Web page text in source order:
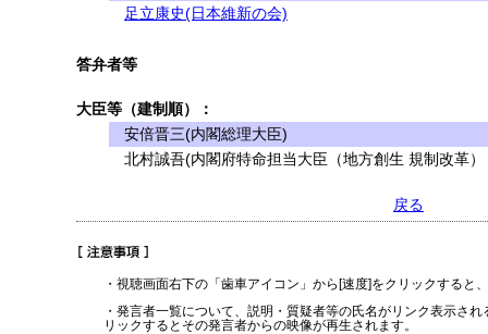
足立康史(日本維新の会)
答弁者等
大臣等（建制順）：
安倍晋三(内閣総理大臣)
北村誠吾(内閣府特命担当大臣（地方創生 規制改革
戻る
・視聴画面右下の「歯車アイコン」から[速度]をクリックすると
・発言者一覧について、説明・質疑者等の氏名がリンク表示さ
リックするとその発言者からの映像が再生されます。